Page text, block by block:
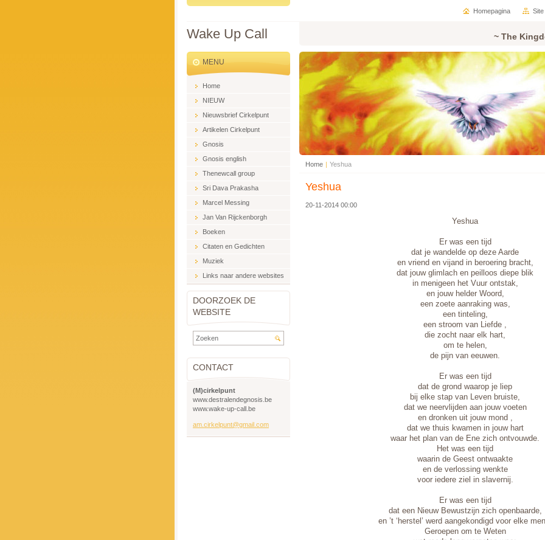
Wake Up Call ~ The
Home | Yeshua
Yeshua
20-11-2014 00:00
Yeshua
Er was een tijd
dat je wandelde op deze Aarde
en vriend en vijand in beroering bracht,
dat jouw glimlach en peilloos diepe blik
in menigeen het Vuur ontstak,
en jouw helder Woord,
een zoete aanraking was,
een tinteling,
een stroom van Liefde ,
die zocht naar elk hart,
om te helen,
de pijn van eeuwen.
Er was een tijd
dat de grond waarop je liep
bij elke stap van Leven bruiste,
dat we neervlijden aan jouw voeten
en dronken uit jouw mond ,
dat we thuis kwamen in jouw hart
waar het plan van de Ene zich ontvouwde.
Het was een tijd
waarin de Geest ontwaakte
en de verlossing wenkte
voor iedere ziel in slavernij.
Er was een tijd
dat een Nieuw Bewustzijn zich openbaarde,
en ’t ‘herstel’ werd aangekondigd voor elke
Geroepen om te Weten
MENU
Home
NIEUW
Nieuwsbrief Cirkelpunt
Artikelen Cirkelpunt
Gnosis
Gnosis english
Thenewcall group
Sri Dava Prakasha
Marcel Messing
Jan Van Rijckenborgh
Boeken
Citaten en Gedichten
Muziek
Links naar andere websites
DOORZOEK DE
WEBSITE
CONTACT
(M)cirkelpunt
www.destralendegnosis.be
www.wake-up-call.be
am.cirkelpunt@gmail.com
Homepagina